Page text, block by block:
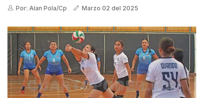
Por: Alan Pola/Cp Marzo 02 del 2025